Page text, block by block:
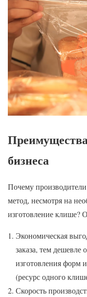
бизнеса
Почему
метод, несмотря на
изготовление клише?
Экономическая
заказа, тем дешевле
изготовления форм
(ресурс одного
Скорость